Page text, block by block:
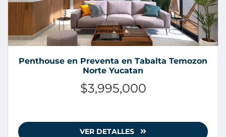
Penthouse en Preventa en Tabalta Temozon
Norte Yucatan
$3,995,000
VER DETALLES